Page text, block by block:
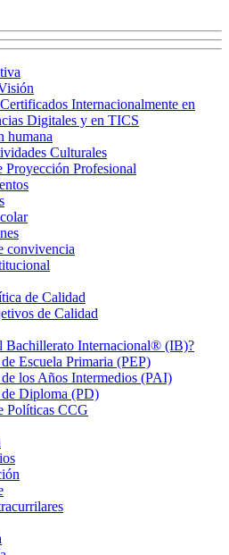
Internacionalmente en
Digitales y en TICS
humana
Culturales
Proyección Profesional
convivencia
de Calidad
de Calidad
Bachillerato Internacional® (IB)?
Escuela Primaria (PEP)
los Años Intermedios (PAI)
de Diploma (PD)
Políticas CCG